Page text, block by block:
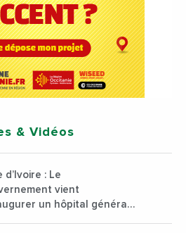
& Vidéos
d’Ivoire : Le
vient
un hôpital général